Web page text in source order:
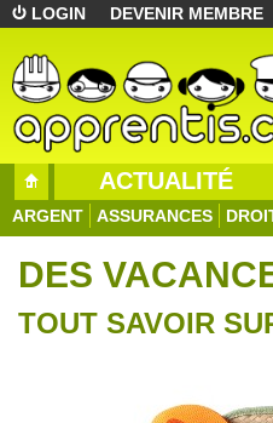
LOGIN DEVENIR MEMBRE
ACTUALITÉ
ARGENT ASSURANCES
DES
TOUT SAVOIR